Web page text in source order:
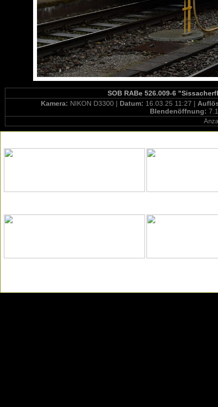
SOB RABe 526.009-6
Kamera: NIKON D3300 | Datum: 16.03.25 11:27 |
Blendenöffnung: